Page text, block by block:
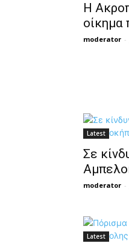
Η
οίκημα
moderator -
Latest
Σε
moderator -
Latest